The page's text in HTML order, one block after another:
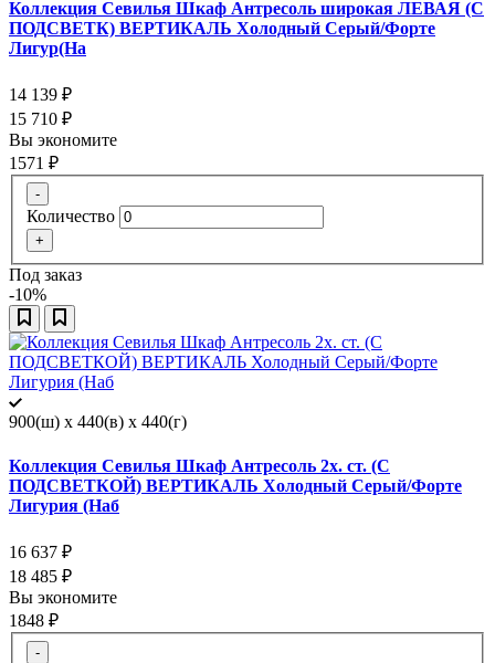
Коллекция Севилья Шкаф Антресоль широкая ЛЕВАЯ (С
ПОДСВЕТК) ВЕРТИКАЛЬ Холодный Серый/Форте
Лигур(На
14 139 ₽
15 710 ₽
Вы экономите
1571 ₽
-
Количество
+
Под заказ
-10%
900(ш) x 440(в) x 440(г)
Коллекция Севилья Шкаф Антресоль 2х. ст. (С
ПОДСВЕТКОЙ) ВЕРТИКАЛЬ Холодный Серый/Форте
Лигурия (Наб
16 637 ₽
18 485 ₽
Вы экономите
1848 ₽
-